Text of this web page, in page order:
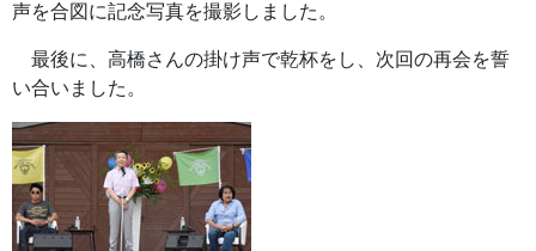
声を合図に記念写真を撮影しました。
最後に、高橋さんの掛け声で乾杯をし、次回の再会を誓
い合いました。